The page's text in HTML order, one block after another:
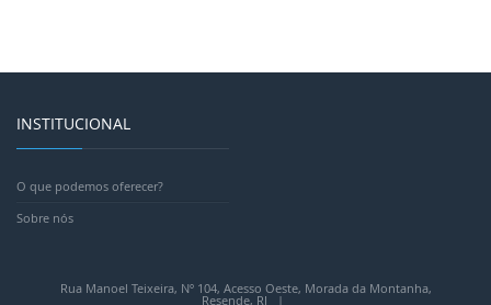
INSTITUCIONAL
O que podemos oferecer?
Sobre nós
Rua Manoel Teixeira, Nº 104, Acesso Oeste, Morada da Montanha,
Resende, RJ |